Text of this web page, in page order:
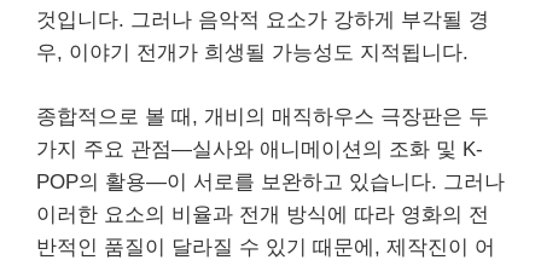
것입니다. 그러나 음악적 요소가 강하게 부각될 경
우, 이야기 전개가 희생될 가능성도 지적됩니다.
종합적으로 볼 때, 개비의 매직하우스 극장판은 두
가지 주요 관점—실사와 애니메이션의 조화 및 K-
POP의 활용—이 서로를 보완하고 있습니다. 그러나
이러한 요소의 비율과 전개 방식에 따라 영화의 전
반적인 품질이 달라질 수 있기 때문에, 제작진이 어